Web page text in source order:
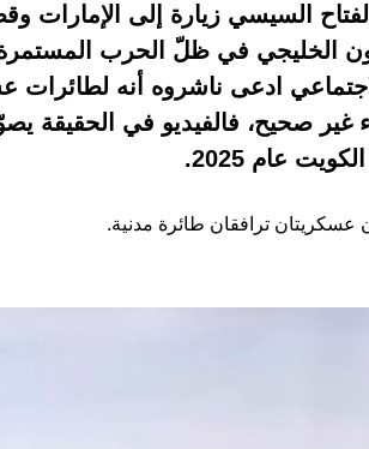
السيسي زيارة إلى الإمارات
الخليجي في ظلّ الحرب
ادعى ناشروه أنه
غير صحيح، فالفيديو في الحقيقة
عام 2025.
عسكريتان ترافقان طائرة مدنية.